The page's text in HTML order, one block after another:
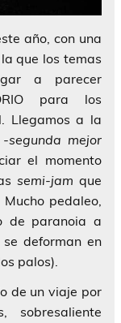
año, con una
que los temas
a parecer
para los
Llegamos a la
-segunda mejor
el momento
semi-jam que
pedaleo,
de paranoia a
deforman en
palos).
de un viaje por
sobresaliente